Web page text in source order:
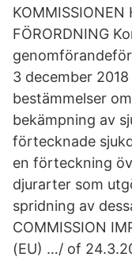
KOMMISSIONEN
FÖRORDNING
3 december
bestämmelser
bekämpning av
förtecknade
en förteckning
djurarter som
spridning av
COMMISSION
(EU) …/ of